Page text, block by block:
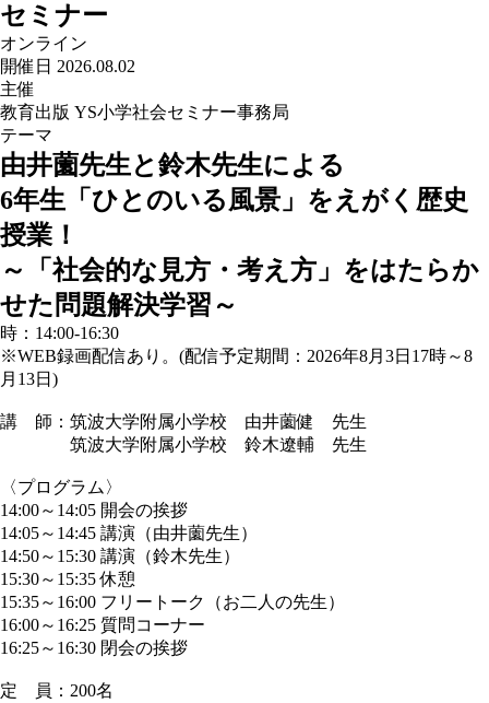
セミナー
オンライン
開催日 2026.08.02
主催
教育出版 YS小学社会セミナー事務局
テーマ
由井薗先生と鈴木先生による
6年生「ひとのいる風景」をえがく歴史
授業！
～「社会的な見方・考え方」をはたらか
せた問題解決学習～
時：14:00-16:30
※WEB録画配信あり。(配信予定期間：2026年8月3日17時～8
月13日)
講 師：筑波大学附属小学校 由井薗健 先生
筑波大学附属小学校 鈴木遼輔 先生
〈プログラム〉
14:00～14:05 開会の挨拶
14:05～14:45 講演（由井薗先生）
14:50～15:30 講演（鈴木先生）
15:30～15:35 休憩
15:35～16:00 フリートーク（お二人の先生）
16:00～16:25 質問コーナー
16:25～16:30 閉会の挨拶
定 員：200名